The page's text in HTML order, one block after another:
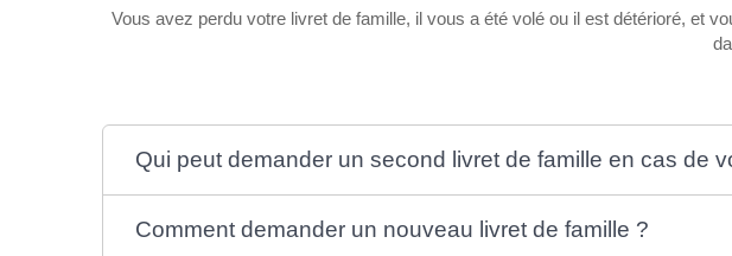
Vous avez perdu votre livret de famille, il vous a été volé ou il est détérioré, et
Qui peut demander un second livret de famille en cas de
Comment demander un nouveau livret de famille ?